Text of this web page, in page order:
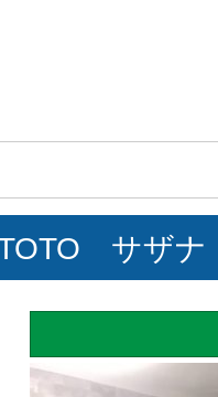
サザナ